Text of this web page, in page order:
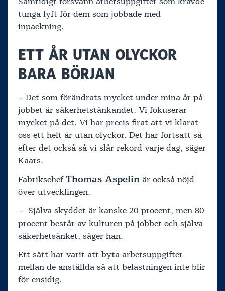
tunga lyft för dem som jobbade med
inpackning.
ETT ÅR UTAN OLYCKOR
BARA BÖRJAN
– Det som förändrats mycket under mina år på
jobbet är säkerhetstänkandet. Vi fokuserar
mycket på det. Vi har precis firat att vi klarat
oss ett helt år utan olyckor. Det har fortsatt så
efter det också så vi slår rekord varje dag, säger
Kaars.
FabrikschefThomas Aspelin är också nöjd
över utvecklingen.
– Själva skyddet är kanske 20 procent, men 80
procent består av kulturen på jobbet och själva
säkerhetsänket, säger han.
Ett sätt har varit att byta arbetsuppgifter
mellan de anställda så att belastningen inte blir
för ensidig.